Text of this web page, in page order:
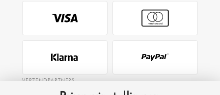
VERZENDPARTNERS